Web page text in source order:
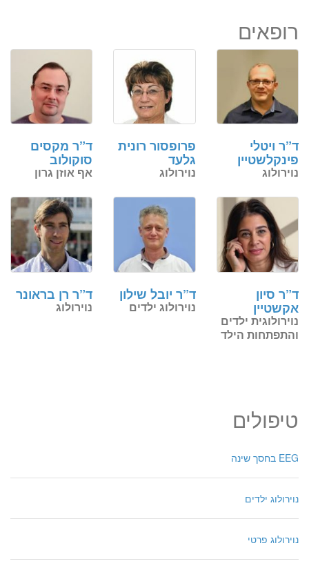
רופאים
ד”ר מקסים
סוקולוב
אף אוזן גרון
פרופסור רונית
גלעד
נוירולוג
ד”ר ויטלי
פינקלשטיין
נוירולוג
ד”ר רן בראונר
נוירולוג
ד”ר יובל שילון
נוירולוג ילדים
ד”ר סיון
אקשטיין
נוירולוגית ילדים
והתפתחות הילד
טיפולים
EEG בחסך שינה
נוירולוג ילדים
נוירולוג פרטי